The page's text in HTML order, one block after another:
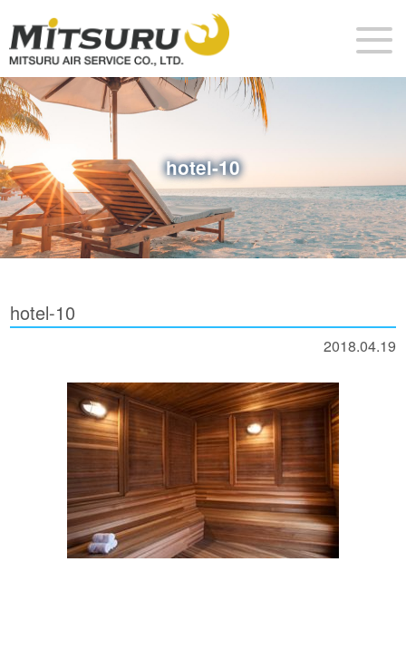
hotel-10
hotel-10
2018.04.19